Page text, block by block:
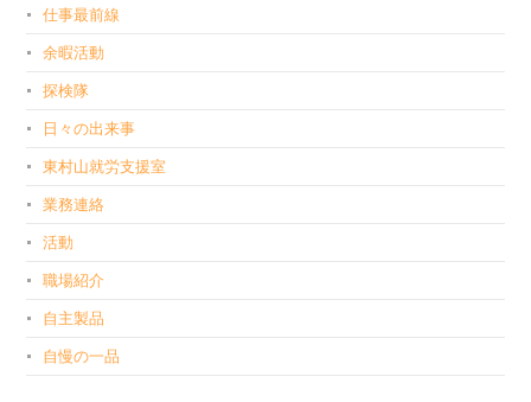
仕事最前線
余暇活動
探検隊
日々の出来事
東村山就労支援室
業務連絡
活動
職場紹介
自主製品
自慢の一品